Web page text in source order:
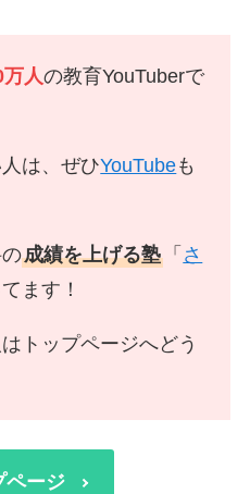
万人の教育YouTuberで
は、ぜひYouTubeも
成績を上げる塾 「 さ
ます！
トップページへどう
ページ